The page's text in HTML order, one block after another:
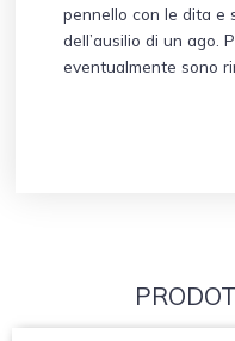
pennello con le dita e
dell’ausilio di un ago.
eventualmente sono